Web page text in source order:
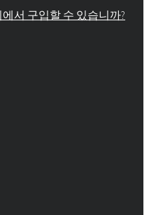
서 구입할 수 있습니까?